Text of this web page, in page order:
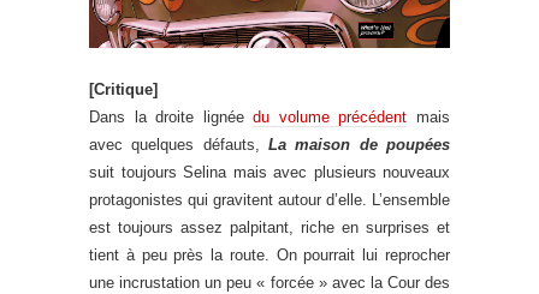
[Critique]
Dans la droite lignéedu volume précédent mais
avec quelques défauts, La maison de poupées
suit toujours Selina mais avec plusieurs nouveaux
protagonistes qui gravitent autour d’elle. L’ensemble
est toujours assez palpitant, riche en surprises et
tient à peu près la route. On pourrait lui reprocher
une incrustation un peu « forcée » avec la Cour des